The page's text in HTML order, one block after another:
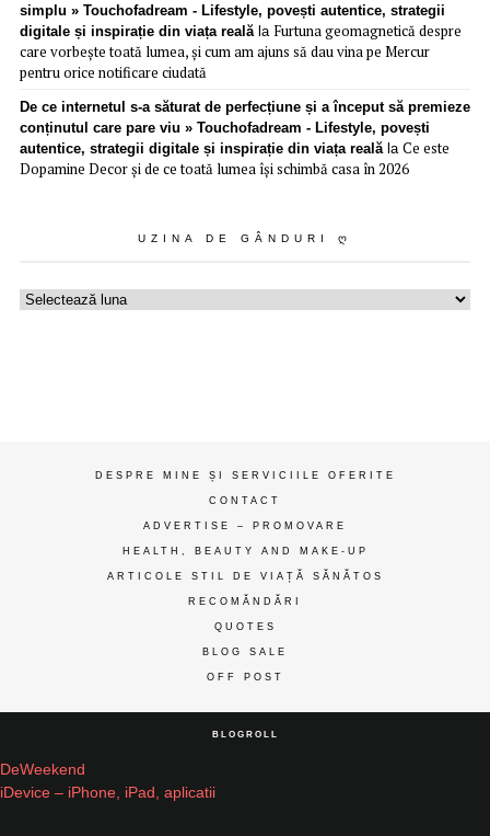
simplu » Touchofadream - Lifestyle, povești autentice, strategii
digitale și inspirație din viața realăla Furtuna geomagnetică despre
care vorbește toată lumea, și cum am ajuns să dau vina pe Mercur
pentru orice notificare ciudată
De ce internetul s-a săturat de perfecțiune și a început să premieze
conținutul care pare viu » Touchofadream - Lifestyle, povești
autentice, strategii digitale și inspirație din viața realăla Ce este
Dopamine Decor și de ce toată lumea își schimbă casa în 2026
UZINA DE GÂNDURI Ღ
Uzina
DESPRE MINE ȘI SERVICIILE OFERITE
CONTACT
ADVERTISE – PROMOVARE
HEALTH, BEAUTY AND MAKE-UP
ARTICOLE STIL DE VIAȚĂ SĂNĂTOS
RECOMĂNDĂRI
QUOTES
BLOG SALE
OFF POST
BLOGROLL
DeWeekend
iDevice – iPhone, iPad, aplicatii